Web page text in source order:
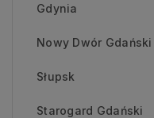
Gdynia
Nowy Dwór Gdański
Słupsk
Starogard Gdański